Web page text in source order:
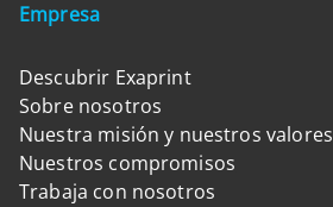
Empresa
Descubrir Exaprint
Sobre nosotros
Nuestra misión y nuestros valores
Nuestros compromisos
Trabaja con nosotros